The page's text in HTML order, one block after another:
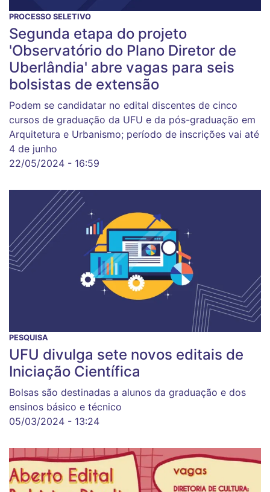
PROCESSO SELETIVO
Segunda etapa do projeto
'Observatório do Plano Diretor de
Uberlândia' abre vagas para seis
bolsistas de extensão
Podem se candidatar no edital discentes de cinco
cursos de graduação da UFU e da pós-graduação em
Arquitetura e Urbanismo; período de inscrições vai até
4 de junho
22/05/2024 - 16:59
PESQUISA
UFU divulga sete novos editais de
Iniciação Científica
Bolsas são destinadas a alunos da graduação e dos
ensinos básico e técnico
05/03/2024 - 13:24